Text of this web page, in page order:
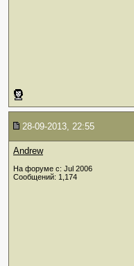
28-09-2013, 22:55
Andrew
На форуме с: Jul 2006
Сообщений: 1,174